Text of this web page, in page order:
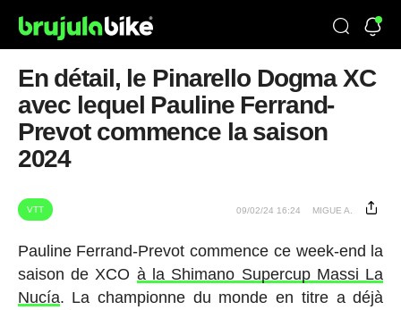
En détail, le Pinarello Dogma XC
avec lequel Pauline Ferrand-
Prevot commence la saison
2024
VTT 09/02/24 16:24 MIGUE A.
Pauline Ferrand-Prevot commence ce week-end la
saison de XCO à la Shimano Supercup Massi La
Nucía. La championne du monde en titre a déjà